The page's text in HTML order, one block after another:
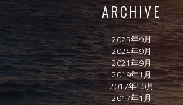
ARCHIVE
2025年9月
2024年9月
2021年9月
2019年1月
2017年10月
2017年1月